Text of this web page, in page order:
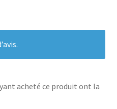
acheté ce produit ont la